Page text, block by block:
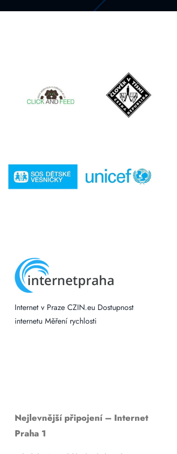
Internet v Praze CZIN.eu Dostupnost
internetu Měření rychlosti
Nejlevnější připojení – Internet
Praha 1